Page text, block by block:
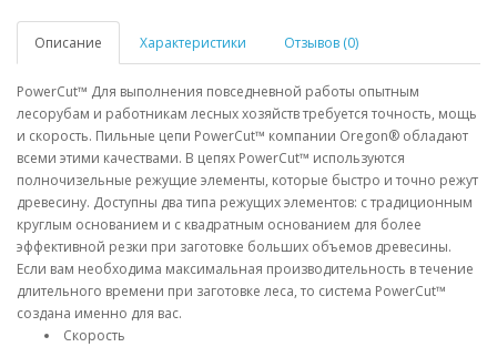
Описание Характеристики Отзывов (0)
PowerCut™ Для выполнения повседневной работы опытным
лесорубам и работникам лесных хозяйств требуется точность, мощь
и скорость. Пильные цепи PowerCut™ компании Oregon® обладают
всеми этими качествами. В цепях PowerCut™ используются
полночизельные режущие элементы, которые быстро и точно режут
древесину. Доступны два типа режущих элементов: с традиционным
круглым основанием и с квадратным основанием для более
эффективной резки при заготовке больших объемов древесины.
Если вам необходима максимальная производительность в течение
длительного времени при заготовке леса, то система PowerCut™
создана именно для вас.
Скорость